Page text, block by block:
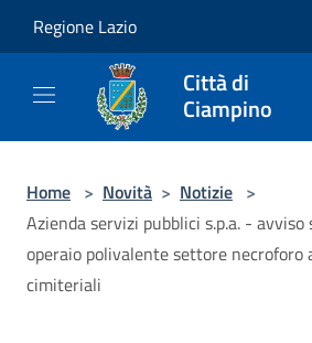
Regione Lazio
Città di
Ciampino
Home > Novità > Notizie >
Azienda servizi pubblici s.p.a. - avviso
operaio polivalente settore necroforo
cimiteriali